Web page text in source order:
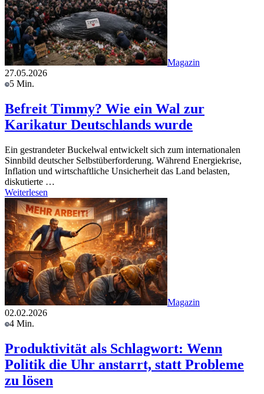
Magazin
27.05.2026
5 Min.
Befreit Timmy? Wie ein Wal zur
Karikatur Deutschlands wurde
Ein gestrandeter Buckelwal entwickelt sich zum internationalen
Sinnbild deutscher Selbstüberforderung. Während Energiekrise,
Inflation und wirtschaftliche Unsicherheit das Land belasten,
diskutierte …
Weiterlesen
Magazin
02.02.2026
4 Min.
Produktivität als Schlagwort: Wenn
Politik die Uhr anstarrt, statt Probleme
zu lösen